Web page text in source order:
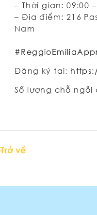
– Thời gian: 09:00
– Địa điểm: 216
Nam
———–
Đăng ký tại:
Số lượng chỗ ngồi
Trở về